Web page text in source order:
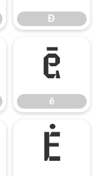
Đ
ē
ē
Ė